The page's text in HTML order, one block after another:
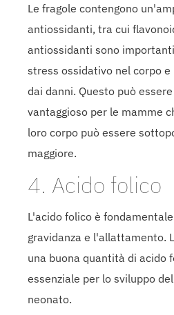
Le fragole contengono
antiossidanti, tra cui
antiossidanti sono
stress ossidativo nel corpo
dai danni. Questo può
vantaggioso per le mamme
loro corpo può essere
maggiore.
4. Acido folico
L'acido folico è
gravidanza e l'allattamento.
una buona quantità di acido
essenziale per lo sviluppo
neonato.